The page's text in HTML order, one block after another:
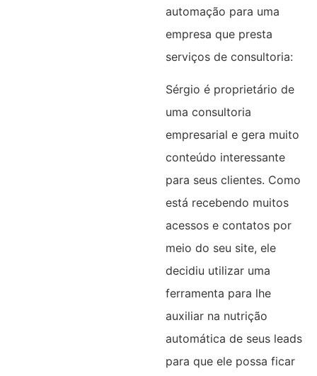
automação para uma
empresa que presta
serviços de consultoria:
Sérgio é proprietário de
uma consultoria
empresarial e gera muito
conteúdo interessante
para seus clientes. Como
está recebendo muitos
acessos e contatos por
meio do seu site, ele
decidiu utilizar uma
ferramenta para lhe
auxiliar na nutrição
automática de seus leads
para que ele possa ficar